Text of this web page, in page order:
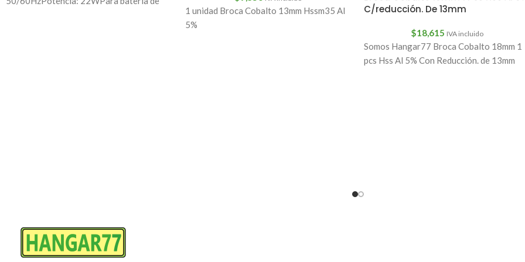
1 unidad Broca Cobalto 13mm Hssm35 Al
5%
C/reducción. De 13mm
$18,615 IVA incluido
Somos Hangar77 Broca Cobalto 18mm 1
pcs Hss Al 5% Con Reducción. de 13mm